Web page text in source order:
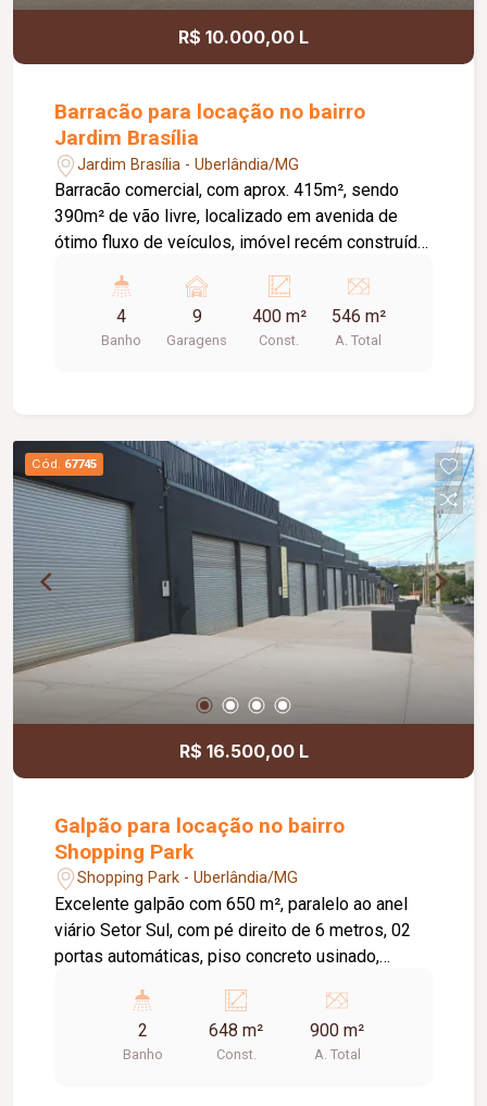
R$ 10.000,00 L
Barracão para locação no bairro
Jardim Brasília
Jardim Brasília - Uberlândia/MG
Barracão comercial, com aprox. 415m², sendo
390m² de vão livre, localizado em avenida de
ótimo fluxo de veículos, imóvel recém construído,
automatizadas, frente recuada com previsão de 9
vagas de estacionamento, imóvel ideal para
vários seguimentos, academia, oficinas e etc.....
4
Banho
9
Garagens
400 m²
Const.
546 m²
A. Total
Cód. 67745
R$ 16.500,00 L
Galpão para locação no bairro
Shopping Park
Shopping Park - Uberlândia/MG
Excelente galpão com 650 m², paralelo ao anel
viário Setor Sul, com pé direito de 6 metros, 02
portas automáticas, piso concreto usinado,
2
Banho
648 m²
Const.
900 m²
A. Total